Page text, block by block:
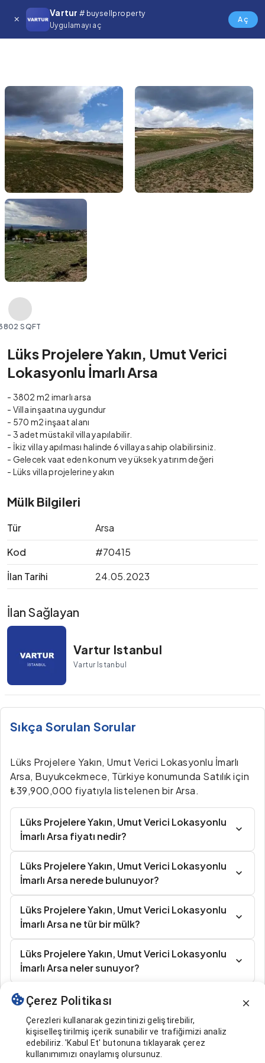
Vartur # buysellproperty
Uygulamayı aç
Aç
SQFT
Lüks Projelere Yakın, Umut Verici
Lokasyonlu İmarlı Arsa
- 3802 m2 imarlı arsa
- Villa inşaatına uygundur
- 570 m2 inşaat alanı
- 3 adet müstakil villa yapılabilir.
- İkiz villa yapılması halinde 6 villaya sahip olabilirsiniz.
- Gelecek vaat eden konum ve yüksek yatırım değeri
- Lüks villa projelerine yakın
Mülk Bilgileri
Tür
Arsa
Kod
#70415
İlan Tarihi
24.05.2023
İlan Sağlayan
Vartur Istanbul
Vartur Istanbul
Sıkça Sorulan Sorular
Lüks Projelere Yakın, Umut Verici Lokasyonlu İmarlı
Arsa, Buyukcekmece, Türkiye konumunda Satılık için
₺39,900,000 fiyatıyla listelenen bir Arsa.
Lüks Projelere Yakın, Umut Verici Lokasyonlu
İmarlı Arsa fiyatı nedir?
Lüks Projelere Yakın, Umut Verici Lokasyonlu
İmarlı Arsa nerede bulunuyor?
Lüks Projelere Yakın, Umut Verici Lokasyonlu
İmarlı Arsa ne tür bir mülk?
Lüks Projelere Yakın, Umut Verici Lokasyonlu
İmarlı Arsa neler sunuyor?
Benzer İlanlar
Çerez Politikası
Çerezleri kullanarak gezintinizi geliştirebilir,
kişiselleştirilmiş içerik sunabilir ve trafiğimizi analiz
edebiliriz. 'Kabul Et' butonuna tıklayarak çerez
kullanımımızı onaylamış olursunuz.